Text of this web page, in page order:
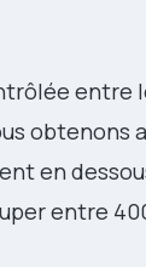
entre
obtenons
en
entre